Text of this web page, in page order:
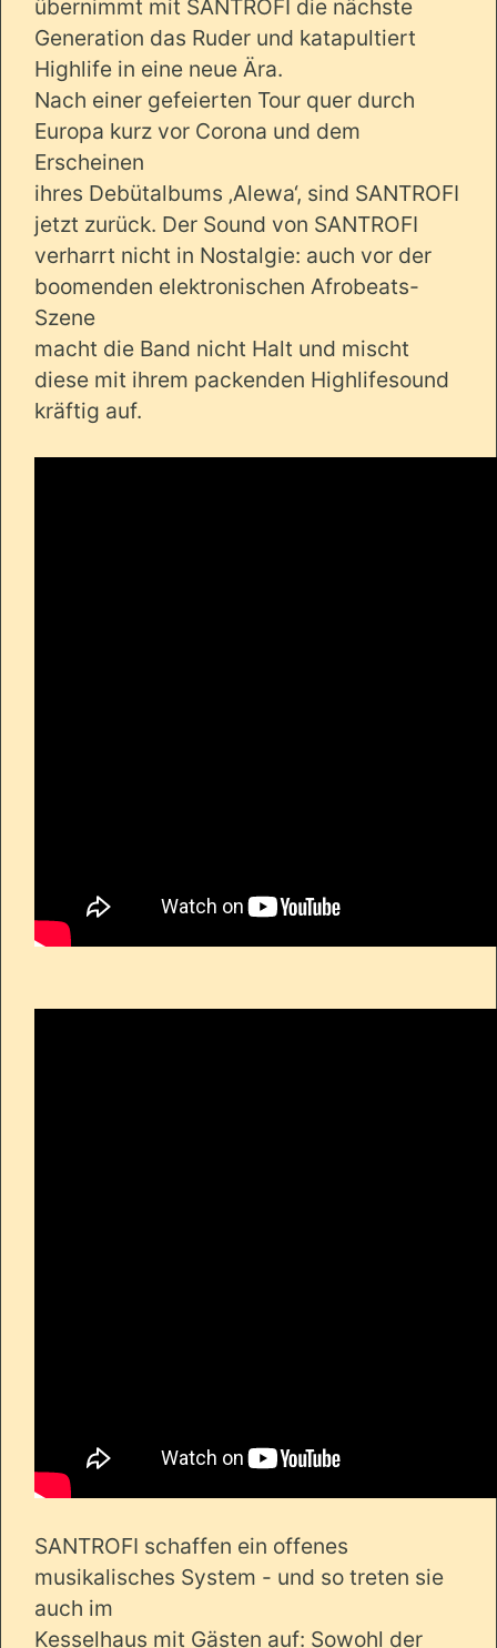
übernimmt mit SANTROFI die nächste
Generation das Ruder und katapultiert
Highlife in eine neue Ära.
Nach einer gefeierten Tour quer durch
Europa kurz vor Corona und dem
Erscheinen
ihres Debütalbums ‚Alewa‘, sind SANTROFI
jetzt zurück. Der Sound von SANTROFI
verharrt nicht in Nostalgie: auch vor der
boomenden elektronischen Afrobeats-
Szene
macht die Band nicht Halt und mischt
diese mit ihrem packenden Highlifesound
kräftig auf.
SANTROFI schaffen ein offenes
musikalisches System - und so treten sie
auch im
Kesselhaus mit Gästen auf: Sowohl der